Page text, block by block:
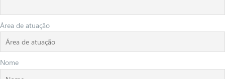
Área de atuação
Nome